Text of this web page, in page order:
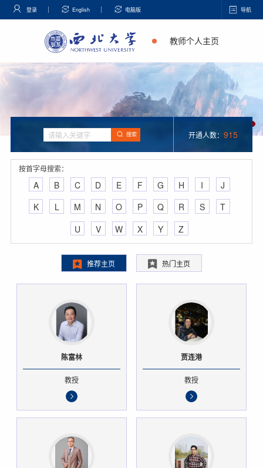
登录 English 电脑版 导航
教师个人主页
搜索 开通人数： 915
按首字母搜索：
A B C D E F G H I
J
K
L M N O P Q R S
T
U
V W X Y Z
推荐主页 热门主页
陈富林
教授
贾连港
教授